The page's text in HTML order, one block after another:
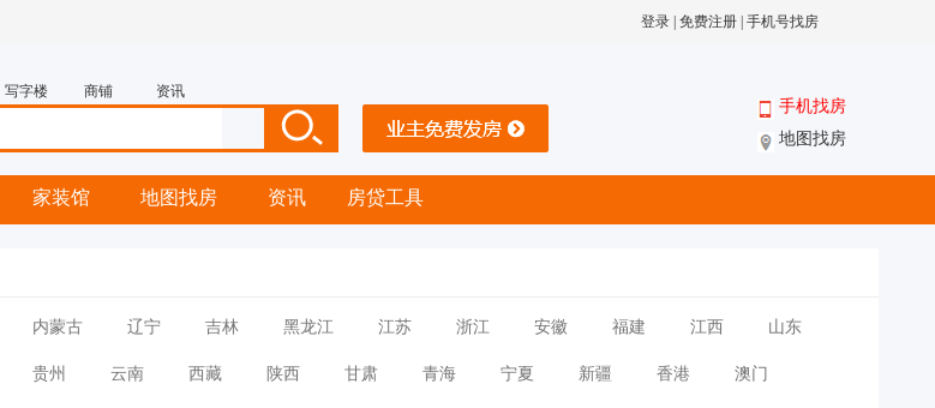
登录 免费注册 手机号找房
写字楼 商铺 资讯
手机找房
地图找房
家装馆 地图找房 资讯 房贷工具
内蒙古 辽宁 吉林 黑龙江 江苏 浙江 安徽 福建 江西 山东
贵州 云南 西藏 陕西 甘肃 青海 宁夏 新疆 香港 澳门